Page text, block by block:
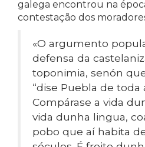
galega encontrou na
contestação dos
«O argumento
defensa da
toponimia, senón
“dise Puebla de toda
Compárase a vida
vida dunha lingua,
pobo que aí habita